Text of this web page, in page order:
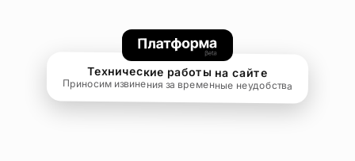
Технические работы на сайте
Приносим извинения за временные неудобства